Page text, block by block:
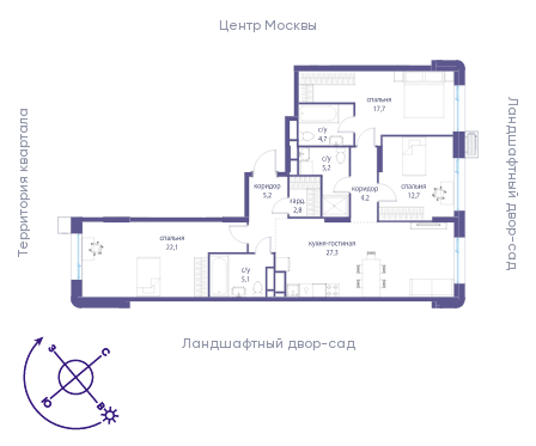
Центр Москвы
Ландшафтный двор-сад
Ландшафтный двор-сад
Территория квартала